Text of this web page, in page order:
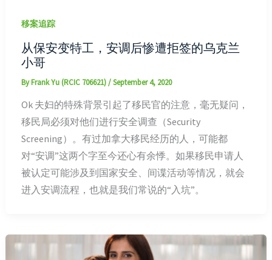
移案追踪
从保安变特工，安调后惨遭拒签的乌克兰
小哥
ByFrank Yu (RCIC 706621)/September 4, 2020
Ok 夫妇的特殊背景引起了移民官的注意，毫无疑问，
移民局必须对他们进行安全调查（Security
Screening）。有过加拿大移民经历的人，可能都
对“安调”这两个字至今还心有余悸。如果移民申请人
被认定可能涉及到国家安全、间谍活动等情况，就会
进入安调流程，也就是我们常说的“入坑”。